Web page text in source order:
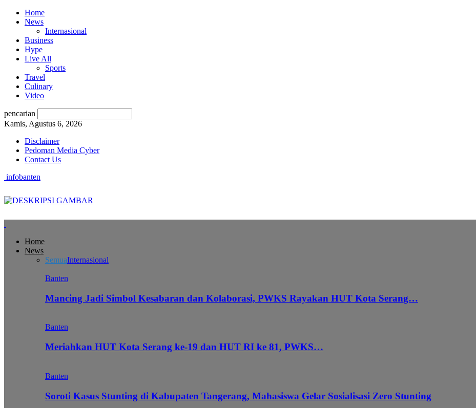
Home
News
Internasional
Business
Hype
Live All
Sports
Travel
Culinary
Video
pencarian
Kamis, Agustus 6, 2026
Disclaimer
Pedoman Media Cyber
Contact Us
infobanten
Home
News
SemuaInternasional
Banten
Mancing Jadi Simbol Kesabaran dan Kolaborasi, PWKS Rayakan HUT Kota Serang…
Banten
Meriahkan HUT Kota Serang ke-19 dan HUT RI ke 81, PWKS…
Banten
Soroti Kasus Stunting di Kabupaten Tangerang, Mahasiswa Gelar Sosialisasi Zero Stunting